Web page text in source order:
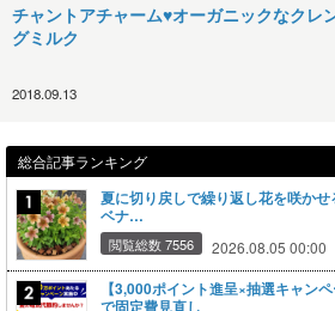
チャントアチャーム♥オーガニックなクレ
グミルク
2018.09.13
総合記事ランキング
夏に切り戻しで繰り返し花を咲か
ベナ…
閲覧総数 7556 2026.08.05 00:00
【3,000ポイント進呈×抽選キャン
で固定費見直し